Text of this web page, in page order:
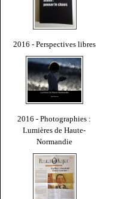
2016 - Perspectives libres
2016 - Photographies :
Lumières de Haute-
Normandie